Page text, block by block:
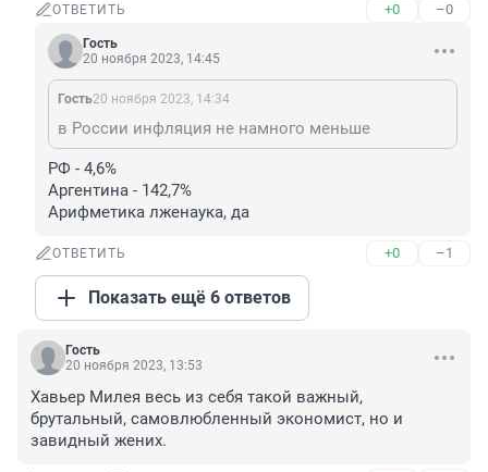
ОТВЕТИТЬ +0 –0
Гость
20 ноября 2023, 14:45
Гость20 ноября 2023, 14:34
в России инфляция не намного меньше
РФ - 4,6%
Аргентина - 142,7%
Арифметика лженаука, да
ОТВЕТИТЬ +0 –1
Показать ещё 6 ответов
Гость
20 ноября 2023, 13:53
Хавьер Милея весь из себя такой важный,
брутальный, самовлюбленный экономист, но и
завидный жених.